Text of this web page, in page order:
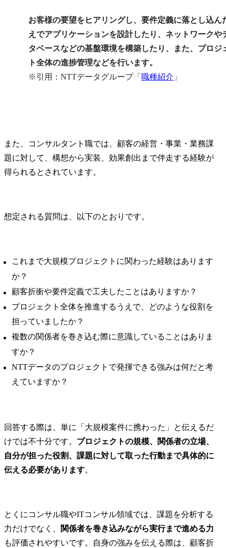
お客様の要望をヒアリングし、要件定義に落とし込ん
えでアプリケーションを設計したり、ネットワークや
タベースなどの基盤環境を構築したり、また、プロジ
ト全体の進捗管理などを行います。
※引用：NTTデータグループ「 職種紹介 」
また、コンサルタント職では、顧客の経営・事業・業務課
題に対して、構想から実装、効果創出まで伴走する経験が
得られるとされています。
想定される質問は、以下のとおりです。
これまで大規模プロジェクトに関わった経験はあります
か？
顧客折衝や要件定義で工夫したことはありますか？
プロジェクト全体を推進するうえで、どのような役割を
担っていましたか？
複数の関係者を巻き込む際に意識していることはありま
すか？
NTTデータのプロジェクトで発揮できる強みは何だと考
えていますか？
回答する際は、単に「大規模案件に携わった」と伝えるだ
けでは不十分です。 プロジェクトの規模、関係者の立場、
自分が担った役割、課題に対して取った行動まで具体的に
伝える必要があります。
とくにコンサル職やITコンサル領域では、課題を分析する
力だけでなく、
関係者を巻き込みながら実行まで進める力
も評価されやすいです。自身の強みを伝える際は、顧客折